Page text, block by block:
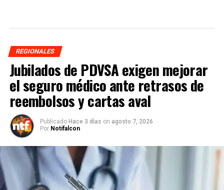
REGIONALES
Jubilados de PDVSA exigen mejorar
el seguro médico ante retrasos de
reembolsos y cartas aval
Publicado Hace 3 días on agosto 7, 2026
Por Notifalcon